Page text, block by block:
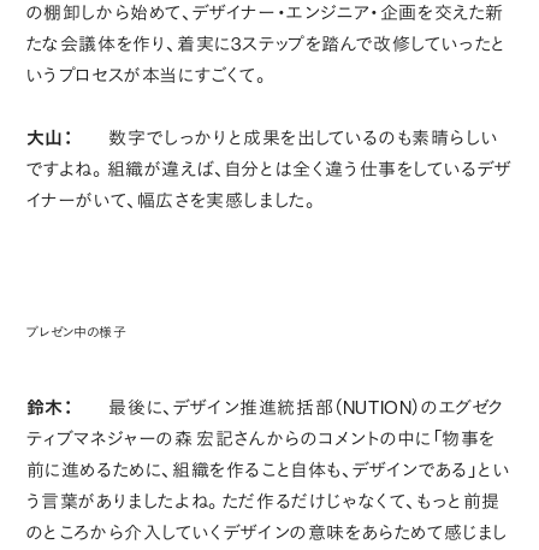
の棚卸しから始めて、デザイナー・エンジニア・企画を交えた新
たな会議体を作り、着実に3ステップを踏んで改修していったと
いうプロセスが本当にすごくて。
大山：
数字でしっかりと成果を出しているのも素晴らしい
ですよね。組織が違えば、自分とは全く違う仕事をしているデザ
イナーがいて、幅広さを実感しました。
プレゼン中の様子
鈴木：
最後に、デザイン推進統括部（NUTION）のエグゼク
ティブマネジャーの森 宏記さんからのコメントの中に「物事を
前に進めるために、組織を作ること自体も、デザインである」とい
う言葉がありましたよね。ただ作るだけじゃなくて、もっと前提
のところから介入していくデザインの意味をあらためて感じまし